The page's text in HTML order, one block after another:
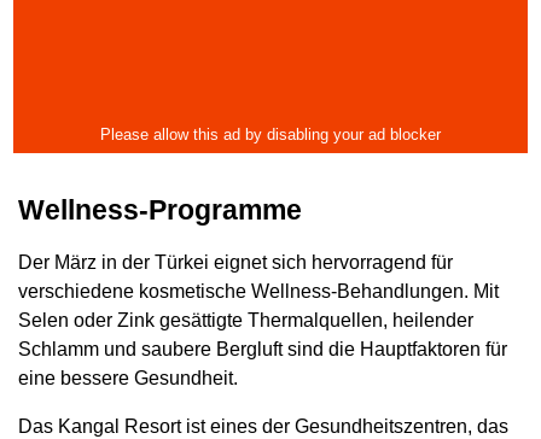
Wellness-Programme
Der März in der Türkei eignet sich hervorragend für
verschiedene kosmetische Wellness-Behandlungen. Mit
Selen oder Zink gesättigte Thermalquellen, heilender
Schlamm und saubere Bergluft sind die Hauptfaktoren für
eine bessere Gesundheit.
Das Kangal Resort ist eines der Gesundheitszentren, das